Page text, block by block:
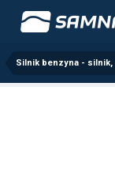
Silnik benzyna - silnik,